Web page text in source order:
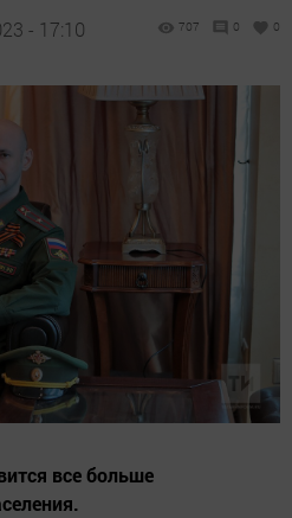
- 17:10 707 0 0
все больше